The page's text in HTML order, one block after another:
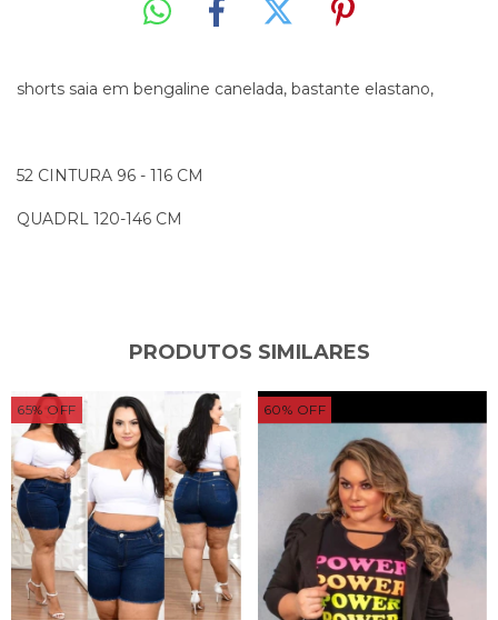
shorts saia em bengaline canelada, bastante elastano,
52 CINTURA 96 - 116 CM
QUADRL 120-146 CM
PRODUTOS SIMILARES
65% OFF 60% OFF